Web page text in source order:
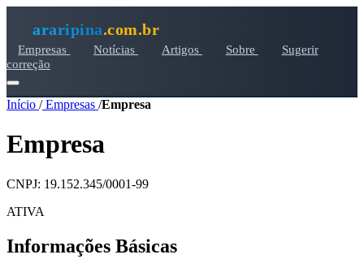
araripina.com.br
Empresas Notícias Artigos Sobre
Sugerir
correção
Início /Empresas /Empresa
Empresa
CNPJ: 19.152.345/0001-99
ATIVA
Informações Básicas